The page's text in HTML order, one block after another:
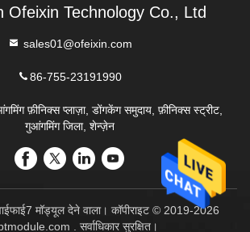
Ofeixin Technology Co., Ltd
sales01@ofeixin.com
86-755-23191990
फ़ीनिक्स प्लाज़ा, डोंगकेंग समुदाय, फ़ीनिक्स स्ट्रीट,
गुआंगमिंग जिला, शेन्ज़ेन
मॉड्यूल देने वाला। कॉपीराइट © 2019-2026
. सर्वाधिकार सुरक्षित।